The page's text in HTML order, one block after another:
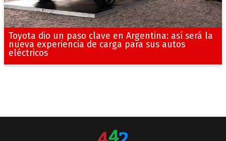
Toyota dio un paso clave en Argentina: así será la
nueva experiencia de carga para sus autos
eléctricos